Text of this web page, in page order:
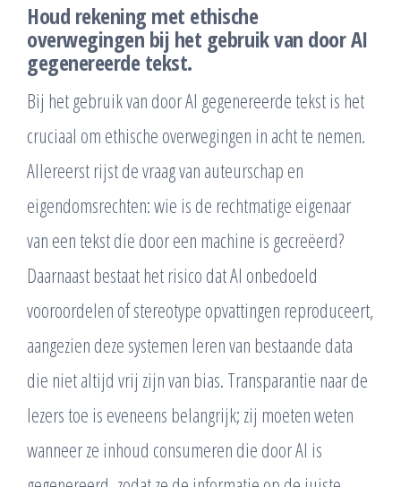
Houd rekening met ethische
overwegingen bij het gebruik van door AI
gegenereerde tekst.
Bij het gebruik van door AI gegenereerde tekst is het
cruciaal om ethische overwegingen in acht te nemen.
Allereerst rijst de vraag van auteurschap en
eigendomsrechten: wie is de rechtmatige eigenaar
van een tekst die door een machine is gecreëerd?
Daarnaast bestaat het risico dat AI onbedoeld
vooroordelen of stereotype opvattingen reproduceert,
aangezien deze systemen leren van bestaande data
die niet altijd vrij zijn van bias. Transparantie naar de
lezers toe is eveneens belangrijk; zij moeten weten
wanneer ze inhoud consumeren die door AI is